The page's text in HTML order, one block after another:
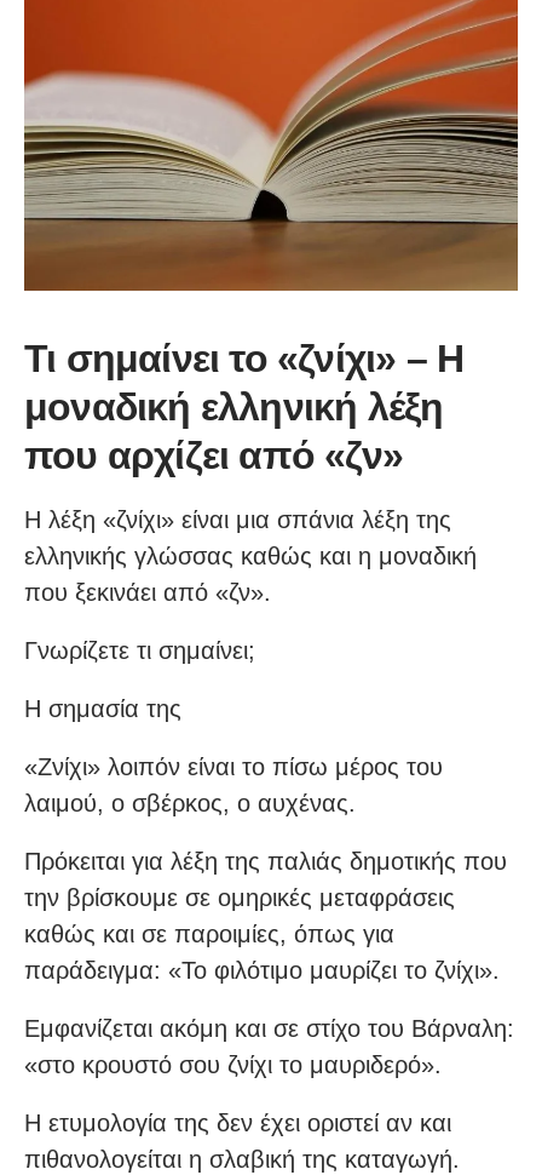
Τι σημαίνει το «ζνίχι» – Η
μοναδική ελληνική λέξη
που αρχίζει από «ζν»
Η λέξη «ζνίχι» είναι μια σπάνια λέξη της
ελληνικής γλώσσας καθώς και η μοναδική
που ξεκινάει από «ζν».
Γνωρίζετε τι σημαίνει;
Η σημασία της
«Ζνίχι» λοιπόν είναι το πίσω μέρος του
λαιμού, ο σβέρκος, ο αυχένας.
Πρόκειται για λέξη της παλιάς δημοτικής που
την βρίσκουμε σε ομηρικές μεταφράσεις
καθώς και σε παροιμίες, όπως για
παράδειγμα: «Το φιλότιμο μαυρίζει το ζνίχι».
Εμφανίζεται ακόμη και σε στίχο του Βάρναλη:
«στο κρουστό σου ζνίχι το μαυριδερό».
Η ετυμολογία της δεν έχει οριστεί αν και
πιθανολογείται η σλαβική της καταγωγή.